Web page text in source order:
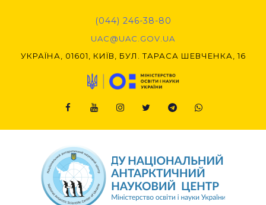
(044) 246-38-80
UAC@UAC.GOV.UA​​
УКРАЇНА, 01601, КИЇВ, БУЛ. ТАРАСА ШЕВЧЕНКА, 16